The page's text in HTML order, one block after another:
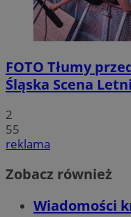
FOTO Tłumy
Śląska Scena
2
55
reklama
Zobacz również
Wiadomości